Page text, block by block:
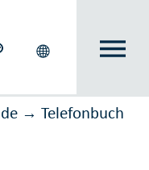
→ Telefonbuch